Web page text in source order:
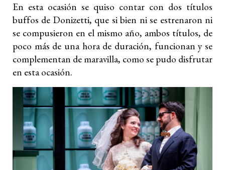
En esta ocasión se quiso contar con dos títulos
buffos de Donizetti, que si bien ni se estrenaron ni
se compusieron en el mismo año, ambos títulos, de
poco más de una hora de duración, funcionan y se
complementan de maravilla, como se pudo disfrutar
en esta ocasión.